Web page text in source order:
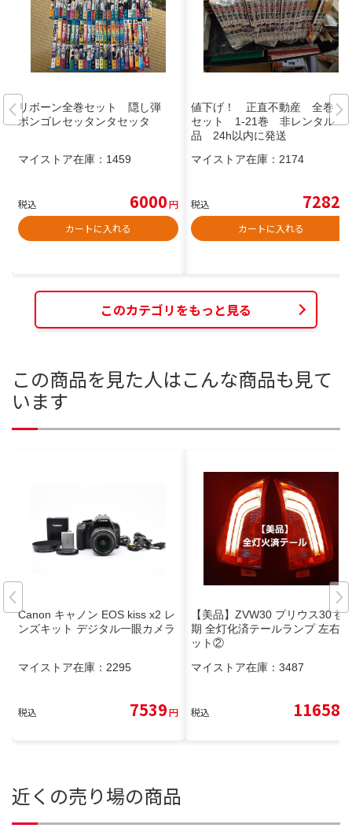
リボーン全巻セット 隠し弾
ボンゴレセッタンタセッタ
マイストア在庫： 1459
税込 6000円
カートに入れる
値下げ！ 正直不動産 全巻
セット 1-21巻 非レンタル
品 24h以内に発送
マイストア在庫： 2174
税込 7282
カートに入れる
このカテゴリをもっと見る
この商品を見た人はこんな商品も見て
います
Canon キャノン EOS kiss x2 レ
ンズキット デジタル一眼カメラ
マイストア在庫： 2295
税込 7539円
【美品】ZVW30 プリウス30 後
期 全灯化済テールランプ 左右セ
ット②
マイストア在庫： 3487
税込 11658
近くの売り場の商品